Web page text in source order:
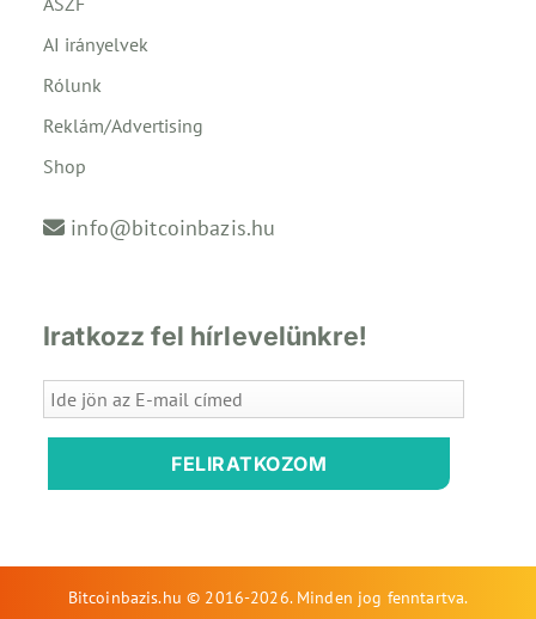
AI irányelvek
Rólunk
Reklám/Advertising
Shop
info@bitcoinbazis.hu
Iratkozz fel hírlevelünkre!
FELIRATKOZOM
Bitcoinbazis.hu © 2016-2026. Minden jog fenntartva.